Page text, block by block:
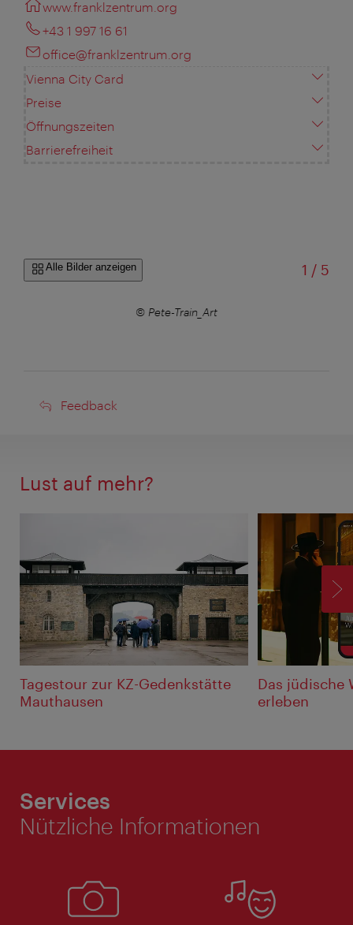
www.franklzentrum.org
+43 1 997 16 61
office@franklzentrum.org
Vienna City Card
Preise
Öffnungszeiten
Barrierefreiheit
Alle Bilder anzeigen 1 /von
5
© Pete-Train_Art
Feedback
Feedback
Lust auf mehr?
Tagestour zur KZ-Gedenkstätte
Mauthausen
Das jüdische
erleben
Services
Nützliche Informationen